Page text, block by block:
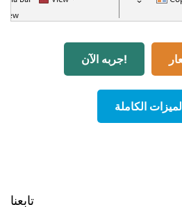
جربه الآن!
الكاملة
تابعنا